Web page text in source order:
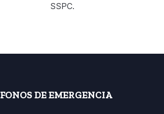
SSPC.
DE EMERGENCIA